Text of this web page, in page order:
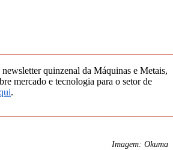
quinzenal da Máquinas e Metais,
mercado e tecnologia para o setor de
.
Imagem: Okuma